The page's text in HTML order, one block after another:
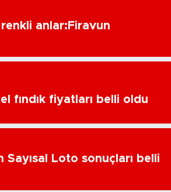
renkli anlar:Firavun
fındık fiyatları belli oldu
Sayısal Loto sonuçları belli